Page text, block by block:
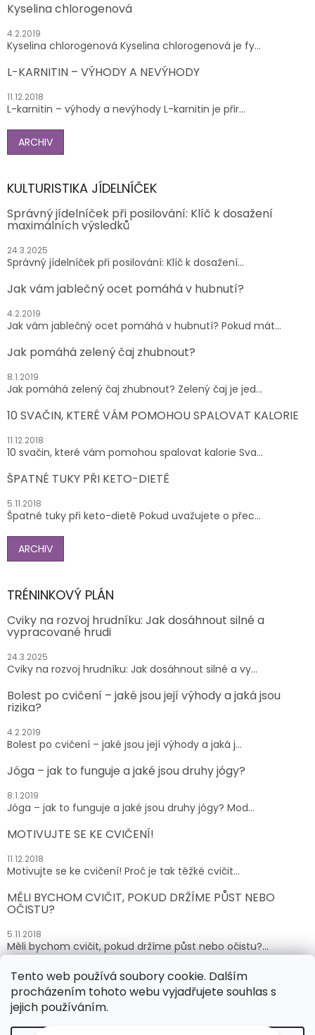
Tento web používá soubory cookie. Dalším
procházením tohoto webu vyjadřujete souhlas s
jejich používáním.
Kyselina chlorogenová
4.2.2019
Kyselina chlorogenová Kyselina chlorogenová je fy...
L-KARNITIN – VÝHODY A NEVÝHODY
11.12.2018
L-karnitin – výhody a nevýhody L-karnitin je přir...
ARCHIV
KULTURISTIKA JÍDELNÍČEK
Správný jídelníček při posilování: Klíč k dosažení
maximálních výsledků
24.3.2025
Správný jídelníček při posilování: Klíč k dosažení...
Jak vám jablečný ocet pomáhá v hubnutí?
4.2.2019
Jak vám jablečný ocet pomáhá v hubnutí? Pokud mát...
Jak pomáhá zelený čaj zhubnout?
8.1.2019
Jak pomáhá zelený čaj zhubnout? Zelený čaj je jed...
10 SVAČIN, KTERÉ VÁM POMOHOU SPALOVAT KALORIE
11.12.2018
10 svačin, které vám pomohou spalovat kalorie Sva...
ŠPATNÉ TUKY PŘI KETO-DIETĚ
5.11.2018
Špatné tuky při keto-dietě Pokud uvažujete o přec...
ARCHIV
TRÉNINKOVÝ PLÁN
Cviky na rozvoj hrudníku: Jak dosáhnout silné a
vypracované hrudi
24.3.2025
Cviky na rozvoj hrudníku: Jak dosáhnout silné a vy...
Bolest po cvičení – jaké jsou její výhody a jaká jsou
rizika?
4.2.2019
Bolest po cvičení – jaké jsou její výhody a jaká j...
Jóga – jak to funguje a jaké jsou druhy jógy?
8.1.2019
Jóga – jak to funguje a jaké jsou druhy jógy? Mod...
MOTIVUJTE SE KE CVIČENÍ!
11.12.2018
Motivujte se ke cvičení! Proč je tak těžké cvičit...
MĚLI BYCHOM CVIČIT, POKUD DRŽÍME PŮST NEBO
OČISTU?
5.11.2018
Měli bychom cvičit, pokud držíme půst nebo očistu?...
ARCHIV